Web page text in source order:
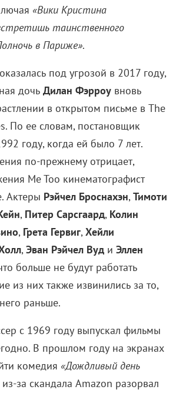
«Вики Кристина
таинственного
в Париже».
оказалась под угрозой в 2017 году,
дочь Дилан Фэрроу вновь
в открытом письме в The
По ее словам, постановщик
году, когда ей было 7 лет.
по-прежнему отрицает,
Me Too кинематографист
Актеры Рэйчел Броснахэн, Тимоти
, Питер Сарсгаард, Колин
, Грета Гервиг, Хейли
, Эван Рэйчел Вуд и Эллен
больше не будут работать
из них также извинились за то,
раньше.
с 1969 году выпускал фильмы
В прошлом году на экранах
комедия «Дождливый день
за скандала Amazon разорвал